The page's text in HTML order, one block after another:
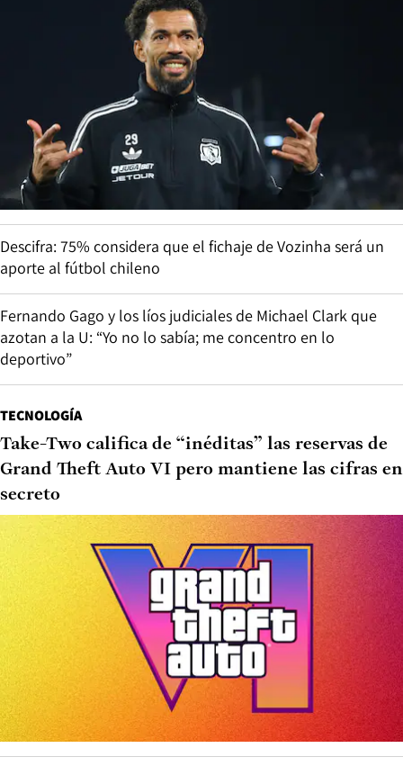
Descifra: 75% considera que el fichaje de Vozinha será un
aporte al fútbol chileno
Fernando Gago y los líos judiciales de Michael Clark que
azotan a la U: “Yo no lo sabía; me concentro en lo
deportivo”
TECNOLOGÍA
Take-Two califica de “inéditas” las reservas de
Grand Theft Auto VI pero mantiene las cifras en
secreto